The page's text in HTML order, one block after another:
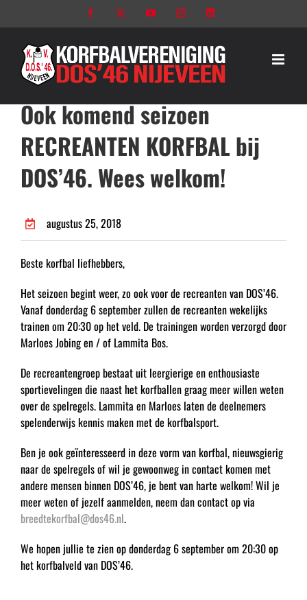
naar
Facebook YouTubeInstagram
Ook komend seizoen
RECREANTEN KORFBAL bij
DOS’46. Wees welkom!
augustus 25, 2018
Beste korfbal liefhebbers,
Het seizoen begint weer, zo ook voor de recreanten van DOS’46.
Vanaf donderdag 6 september zullen de recreanten wekelijks
trainen om 20:30 op het veld. De trainingen worden verzorgd door
Marloes Jobing en / of Lammita Bos.
De recreantengroep bestaat uit leergierige en enthousiaste
sportievelingen die naast het korfballen graag meer willen weten
over de spelregels. Lammita en Marloes laten de deelnemers
spelenderwijs kennis maken met de korfbalsport.
Ben je ook geïnteresseerd in deze vorm van korfbal, nieuwsgierig
naar de spelregels of wil je gewoonweg in contact komen met
andere mensen binnen DOS’46, je bent van harte welkom! Wil je
meer weten of jezelf aanmelden, neem dan contact op via
breedtekorfbal@dos46.nl.
We hopen jullie te zien op donderdag 6 september om 20:30 op
het korfbalveld van DOS’46.